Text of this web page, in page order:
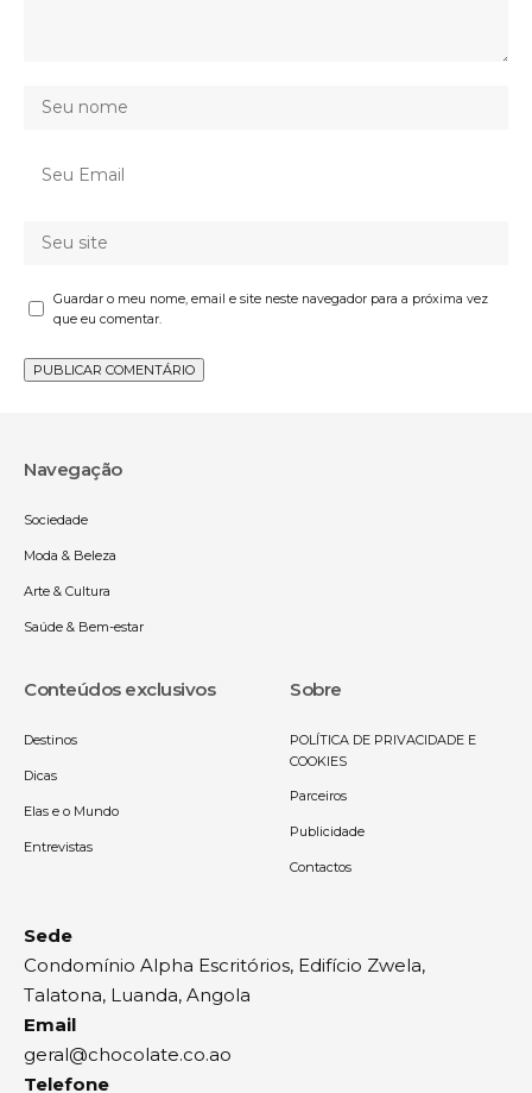
Guardar o meu nome, email e site neste navegador para a próxima vez
que eu comentar.
Navegação
Sociedade
Moda & Beleza
Arte & Cultura
Saúde & Bem-estar
Conteúdos exclusivos
Destinos
Dicas
Elas e o Mundo
Entrevistas
Sobre
POLÍTICA DE PRIVACIDADE E
COOKIES
Parceiros
Publicidade
Contactos
Sede
Condomínio Alpha Escritórios, Edifício Zwela,
Talatona, Luanda, Angola
Email
geral@chocolate.co.ao
Telefone